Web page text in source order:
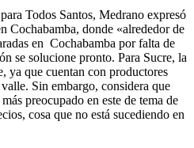
Todos Santos, Medrano expresó
Cochabamba, donde «alrededor de
en Cochabamba por falta de
se solucione pronto. Para Sucre, la
ya que cuentan con productores
Sin embargo, considera que
preocupado en este de tema de
cosa que no está sucediendo en